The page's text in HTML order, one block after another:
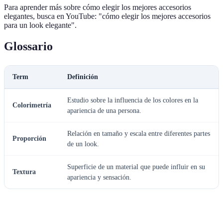
Para aprender más sobre cómo elegir los mejores accesorios
elegantes, busca en YouTube: "cómo elegir los mejores accesorios
para un look elegante".
Glossario
Term Definición
Colorimetría
Estudio sobre la influencia de los colores en la
apariencia de una persona.
Proporción
Relación en tamaño y escala entre diferentes partes
de un look.
Textura
Superficie de un material que puede influir en su
apariencia y sensación.